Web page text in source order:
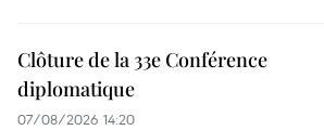
Clôture de la 33e Conférence
diplomatique
07/08/2026 14:20